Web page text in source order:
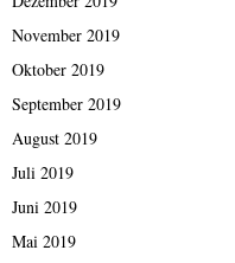
November 2019
Oktober 2019
September 2019
August 2019
Juli 2019
Juni 2019
Mai 2019